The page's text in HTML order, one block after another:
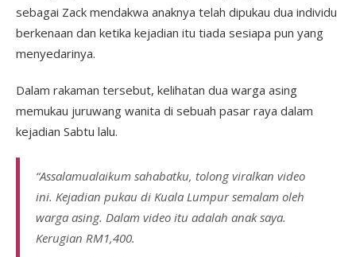
sebagai Zack mendakwa anaknya telah dipukau dua individu
berkenaan dan ketika kejadian itu tiada sesiapa pun yang
menyedarinya.
Dalam rakaman tersebut, kelihatan dua warga asing
memukau juruwang wanita di sebuah pasar raya dalam
kejadian Sabtu lalu.
“Assalamualaikum sahabatku, tolong viralkan video
ini. Kejadian pukau di Kuala Lumpur semalam oleh
warga asing. Dalam video itu adalah anak saya.
Kerugian RM1,400.